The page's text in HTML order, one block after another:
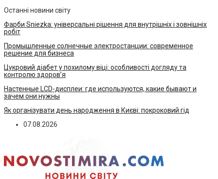
Останні новини світу
Фарби Sniezka: універсальні рішення для внутрішніх і зовнішніх
робіт
Промышленные солнечные электростанции: современное
решение для бизнеса
Цукровий діабет у похилому віці: особливості догляду та
контролю здоров’я
Настенные LCD-дисплеи: где используются, какие бывают и
зачем они нужны
Як організувати день народження в Києві: покроковий гід
07.08.2026